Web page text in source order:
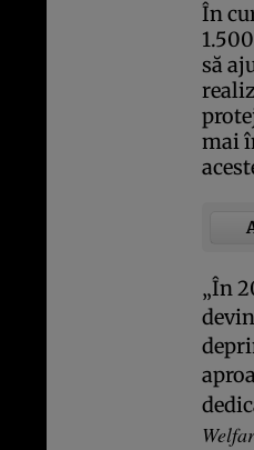
În
să
mai
„În